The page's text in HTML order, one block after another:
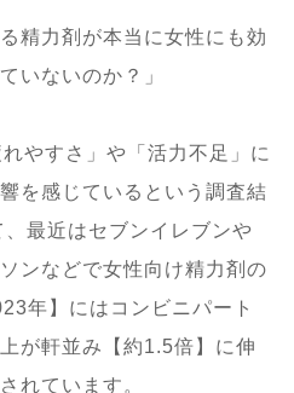
精力剤が本当に女性にも効
いないのか？」
やすさ」や「活力不足」に
を感じているという調査結
最近はセブンイレブンや
ンなどで女性向け精力剤の
年】にはコンビニパート
が軒並み【約1.5倍】に伸
れています。